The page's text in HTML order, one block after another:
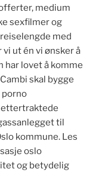
medium
sexfilmer og
med
ut én vi ønsker å
har lovet å komme
skal bygge
porno
ettertraktede
til
kommune. Les
oslo
og betydelig